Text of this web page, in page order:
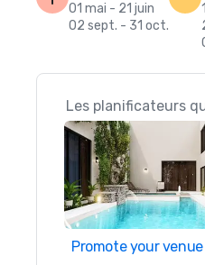
01 mai - 21 juin
02 sept. - 31 oct.
Les planificateurs
Promote your venue